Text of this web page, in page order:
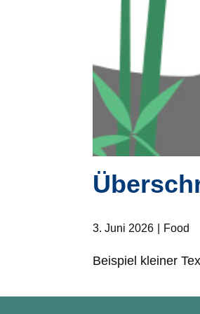
3. Juni 2026 Food
Beispiel kleiner